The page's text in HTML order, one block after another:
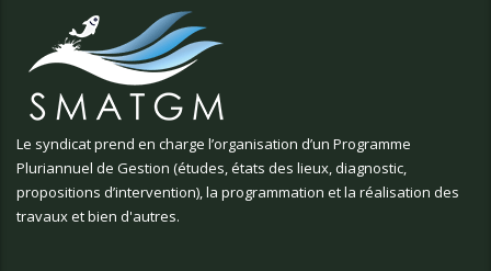
Le syndicat prend en charge l’organisation d’un Programme
Pluriannuel de Gestion (études, états des lieux, diagnostic,
propositions d’intervention), la programmation et la réalisation des
travaux et bien d'autres.